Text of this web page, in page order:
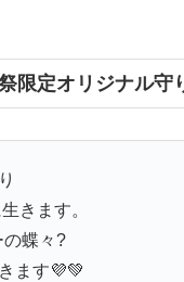
限定オリジナル守
きます。
の蝶々?
ます💜💚